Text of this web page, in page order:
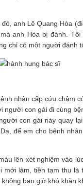
anh Lê Quang Hòa
anh Hòa bị đánh.
chỉ có một người đánh
nhân cấp cứu chậm
người con gái đi cùng
con gái này quay
để em cho bệnh
lên xét nghiệm vào
làm, tiền tạm thu
bao giờ khó khăn